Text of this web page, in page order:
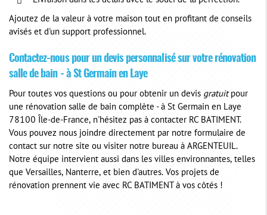
Ajoutez de la valeur à votre maison tout en profitant de conseils
avisés et d'un support professionnel.
Contactez-nous pour un devis personnalisé sur votre rénovation
salle de bain - à St Germain en Laye
Pour toutes vos questions ou pour obtenir un devis gratuitpour
une rénovation salle de bain complète - à St Germain en Laye
78100 Île-de-France, n'hésitez pas à contacter RC BATIMENT.
Vous pouvez nous joindre directement par notre formulaire de
contact sur notre site ou visiter notre bureau à ARGENTEUIL.
Notre équipe intervient aussi dans les villes environnantes, telles
que Versailles, Nanterre, et bien d'autres. Vos projets de
rénovation prennent vie avec RC BATIMENT à vos côtés !